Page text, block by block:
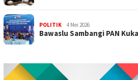
POLITIK 4 Mei 2026
Bawaslu Sambangi PAN